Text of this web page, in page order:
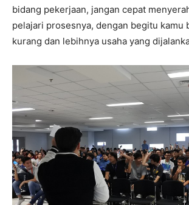
bidang pekerjaan, jangan cepat
pelajari prosesnya, dengan begitu kamu
kurang dan lebihnya usaha yang